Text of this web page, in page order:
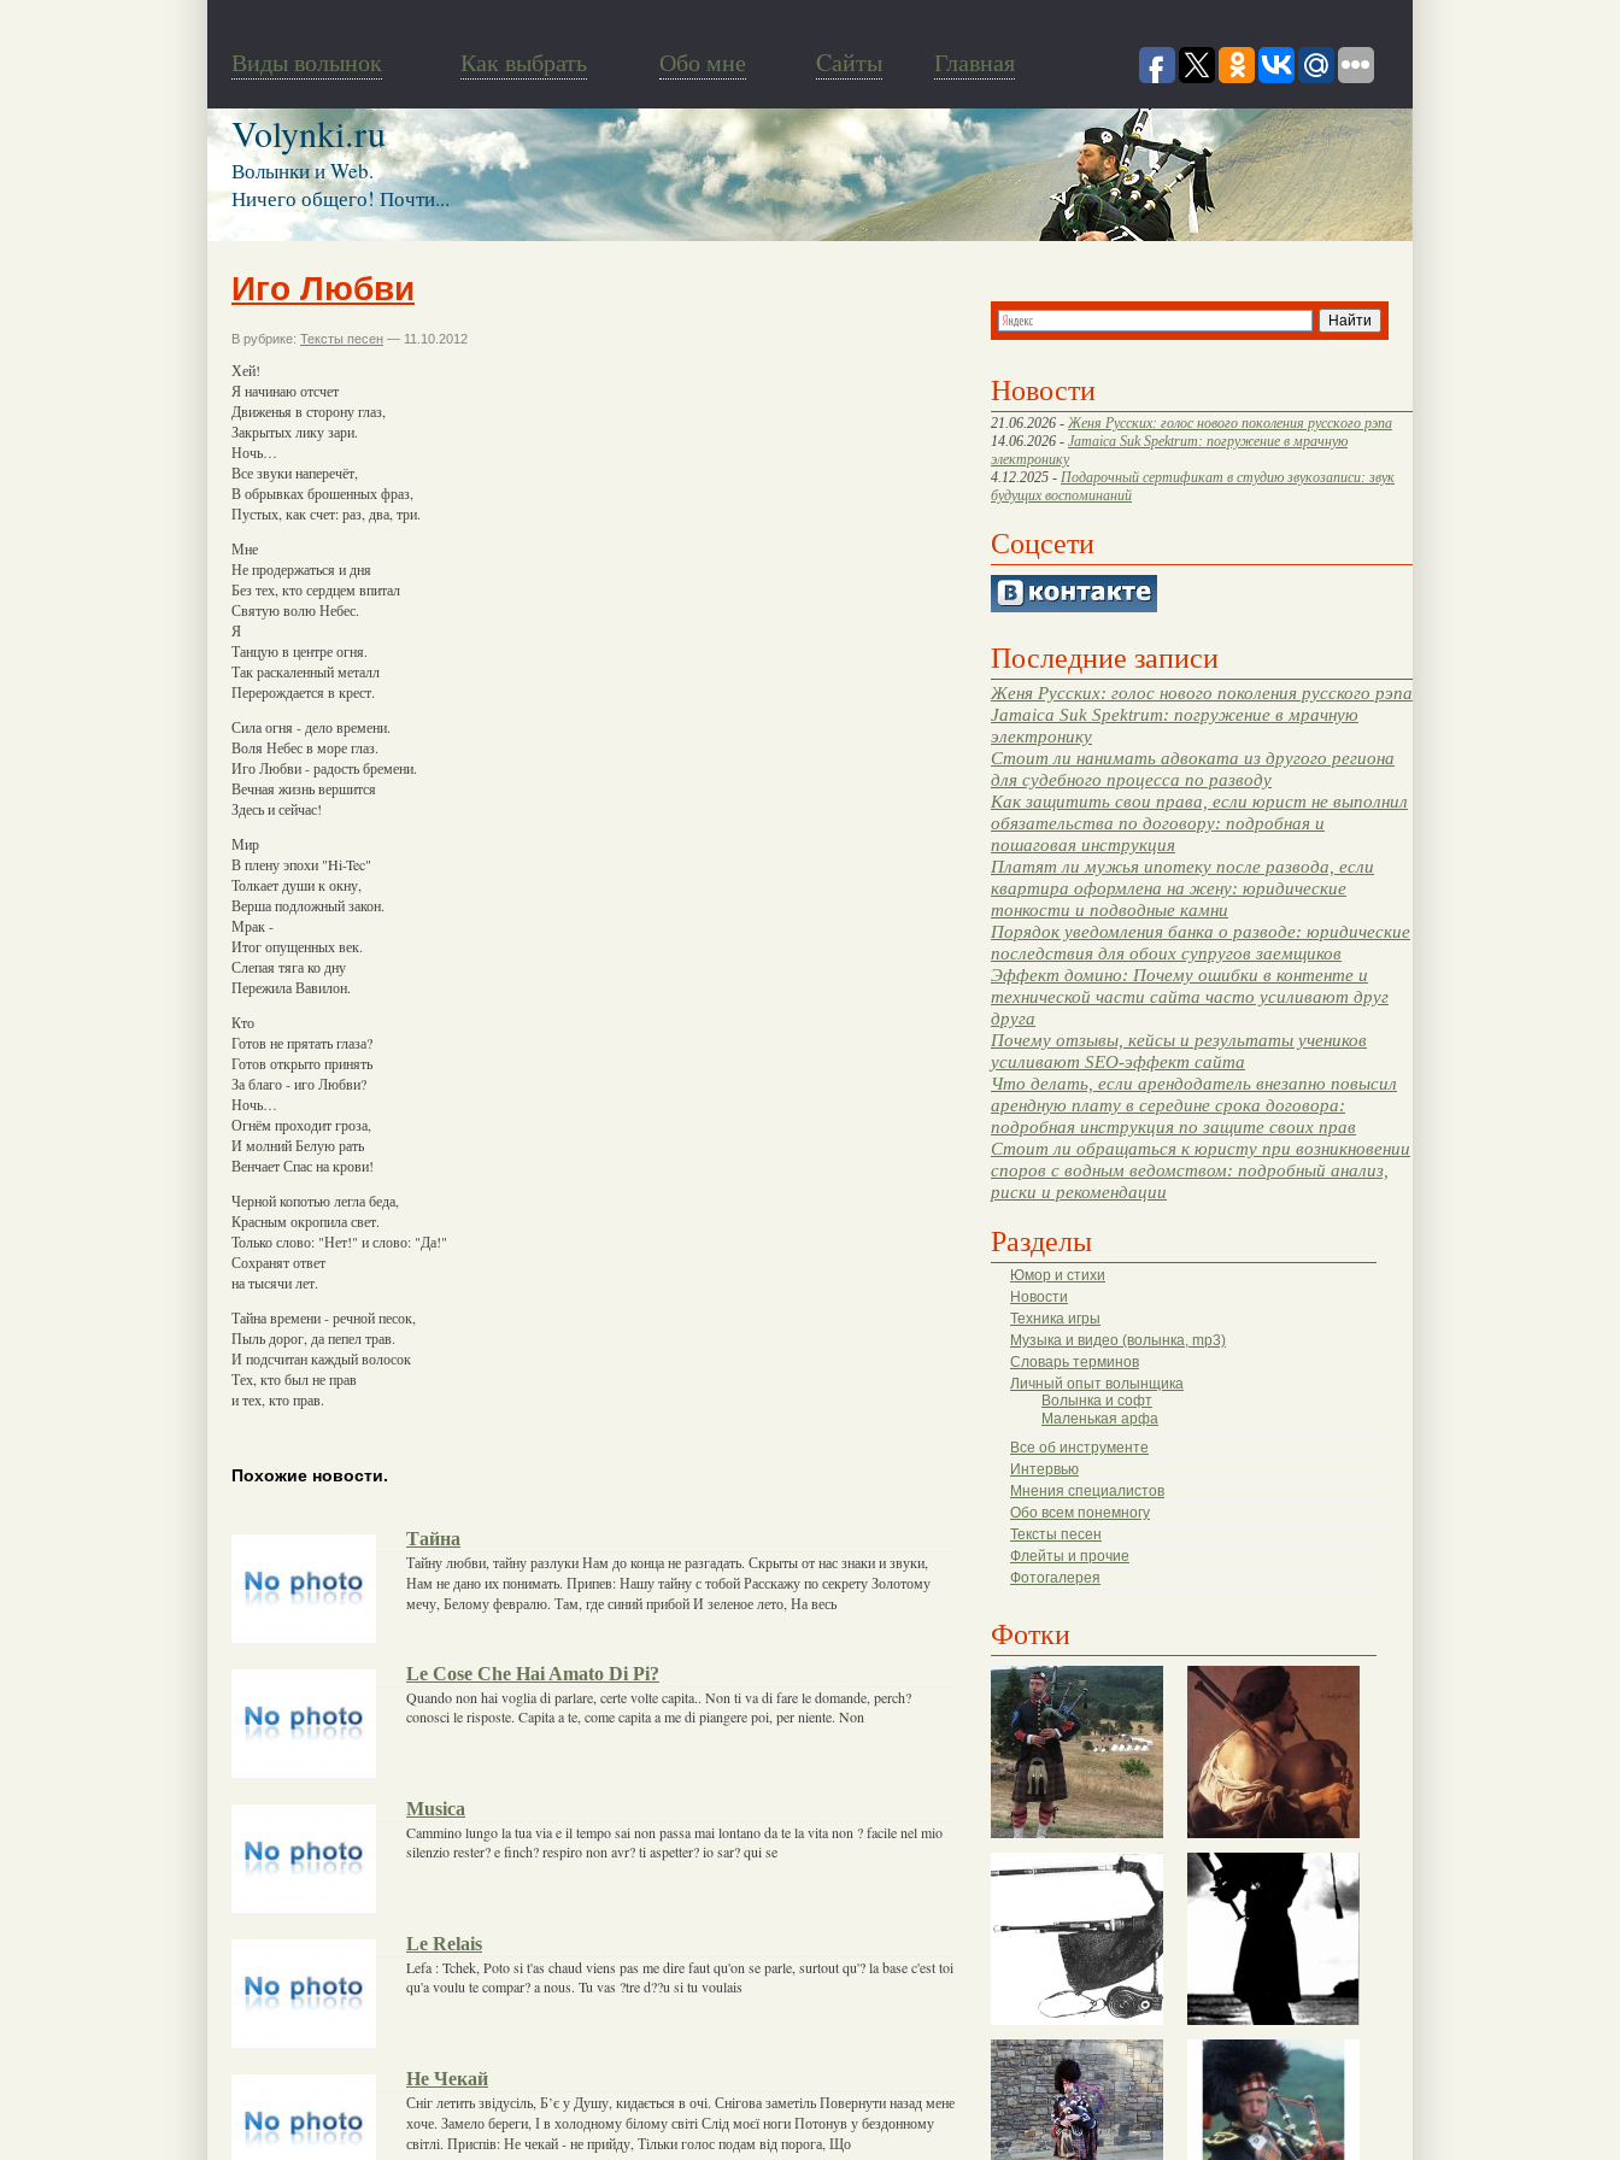
Виды волынок Как выбрать Обо мне Cайты Главная
Volynki.ru
Волынки и Web.
Ничего общего! Почти...
Новости
21.06.2026 - Женя Русских: голос нового поколения русского рэпа
14.06.2026 - Jamaica Suk Spektrum: погружение в мрачную
электронику
4.12.2025 - Подарочный сертификат в студию звукозаписи: звук
будущих воспоминаний
Соцсети
Последние записи
Женя Русских: голос нового поколения русского рэпа
Jamaica Suk Spektrum: погружение в мрачную
электронику
Стоит ли нанимать адвоката из другого региона
для судебного процесса по разводу
Как защитить свои права, если юрист не выполнил
обязательства по договору: подробная и
пошаговая инструкция
Платят ли мужья ипотеку после развода, если
квартира оформлена на жену: юридические
тонкости и подводные камни
Порядок уведомления банка о разводе: юридические
последствия для обоих супругов заемщиков
Эффект домино: Почему ошибки в контенте и
технической части сайта часто усиливают друг
друга
Почему отзывы, кейсы и результаты учеников
усиливают SEO-эффект сайта
Что делать, если арендодатель внезапно повысил
арендную плату в середине срока договора:
подробная инструкция по защите своих прав
Стоит ли обращаться к юристу при возникновении
споров с водным ведомством: подробный анализ,
риски и рекомендации
Разделы
Юмор и стихи
Новости
Техника игры
Музыка и видео (волынка, mp3)
Словарь терминов
Личный опыт волынщика
Волынка и софт
Маленькая арфа
Все об инструменте
Интервью
Мнения специалистов
Обо всем понемногу
Тексты песен
Флейты и прочие
Фотогалерея
Фотки
Иго Любви
В рубрике: Тексты песен — 11.10.2012
Хей!
Я начинаю отсчет
Движенья в сторону глаз,
Закрытых лику зари.
Ночь…
Все звуки наперечёт,
В обрывках брошенных фраз,
Пустых, как счет: раз, два, три.
Мне
Не продержаться и дня
Без тех, кто сердцем впитал
Святую волю Небес.
Я
Танцую в центре огня.
Так раскаленный металл
Перерождается в крест.
Сила огня - дело времени.
Воля Небес в море глаз.
Иго Любви - радость бремени.
Вечная жизнь вершится
Здесь и сейчас!
Мир
В плену эпохи "Hi-Tec"
Толкает души к окну,
Верша подложный закон.
Мрак -
Итог опущенных век.
Слепая тяга ко дну
Пережила Вавилон.
Кто
Готов не прятать глаза?
Готов открыто принять
За благо - иго Любви?
Ночь…
Огнём проходит гроза,
И молний Белую рать
Венчает Спас на крови!
Черной копотью легла беда,
Красным окропила свет.
Только слово: "Нет!" и слово: "Да!"
Сохранят ответ
на тысячи лет.
Тайна времени - речной песок,
Пыль дорог, да пепел трав.
И подсчитан каждый волосок
Тех, кто был не прав
и тех, кто прав.
Похожие новости.
Тайна
Тайну любви, тайну разлуки Нам до конца не разгадать. Скрыты от нас знаки и звуки,
Нам не дано их понимать. Припев: Нашу тайну с тобой Расскажу по секрету Золотому
мечу, Белому февралю. Там, где синий прибой И зеленое лето, На весь
Le Cose Che Hai Amato Di Pi?
Quando non hai voglia di parlare, certe volte capita.. Non ti va di fare le domande, perch?
conosci le risposte. Capita a te, come capita a me di piangere poi, per niente. Non
Musica
Cammino lungo la tua via e il tempo sai non passa mai lontano da te la vita non ? facile nel mio
silenzio rester? e finch? respiro non avr? ti aspetter? io sar? qui se
Le Relais
Lefa : Tchek, Poto si t'as chaud viens pas me dire faut qu'on se parle, surtout qu'? la base c'est toi
qu'a voulu te compar? a nous. Tu vas ?tre d??u si tu voulais
Не Чекай
Сніг летить звідусіль, Б’є у Душу, кидається в очі. Снігова заметіль Повернути назад мене
хоче. Замело береги, І в холодному білому світі Слід моєї ноги Потонув у бездонному
світлі. Приспів: Не чекай - не прийду, Тільки голос подам від порога, Що